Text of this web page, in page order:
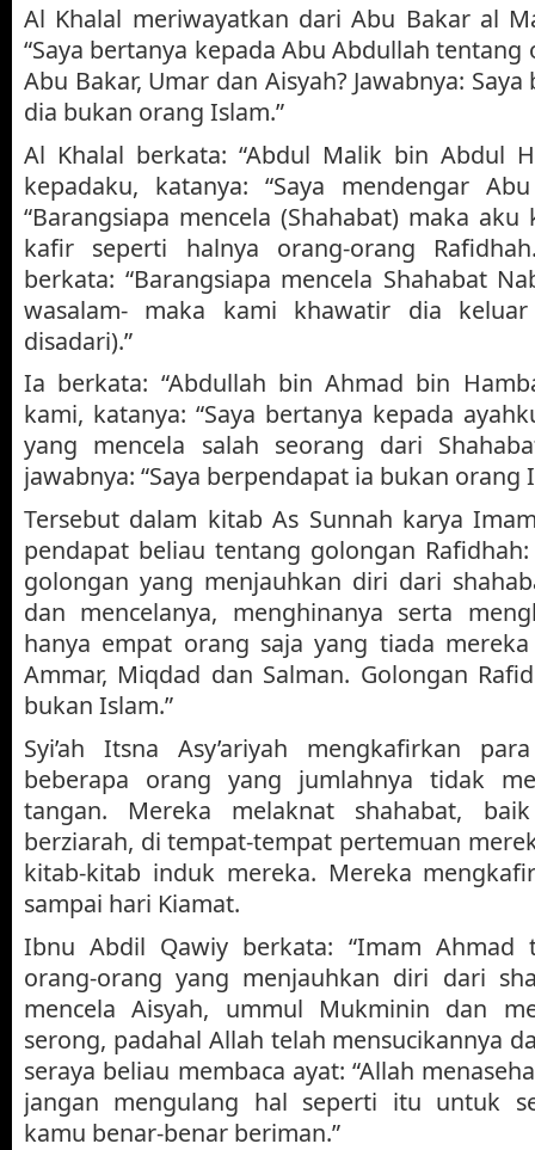
Al Khalal meriwayatkan dari Abu Bakar al
“Saya bertanya kepada Abu Abdullah tentang
Abu Bakar, Umar dan Aisyah? Jawabnya:
dia bukan orang Islam.”
Al Khalal berkata: “Abdul Malik bin Abdul
kepadaku, katanya: “Saya mendengar
“Barangsiapa mencela (Shahabat) maka
kafir seperti halnya orang-orang
berkata: “Barangsiapa mencela Shahabat
wasalam- maka kami khawatir dia
disadari).”
Ia berkata: “Abdullah bin Ahmad bin
kami, katanya: “Saya bertanya kepada
yang mencela salah seorang dari
jawabnya: “Saya berpendapat ia bukan orang
Tersebut dalam kitab As Sunnah karya
pendapat beliau tentang golongan
golongan yang menjauhkan diri dari
dan mencelanya, menghinanya serta
hanya empat orang saja yang tiada
Ammar, Miqdad dan Salman. Golongan
bukan Islam.”
Syi’ah Itsna Asy’ariyah mengkafirkan
beberapa orang yang jumlahnya tidak
tangan. Mereka melaknat shahabat,
berziarah, di tempat-tempat pertemuan
kitab-kitab induk mereka. Mereka
sampai hari Kiamat.
Ibnu Abdil Qawiy berkata: “Imam Ahmad
orang-orang yang menjauhkan diri dari
mencela Aisyah, ummul Mukminin dan
serong, padahal Allah telah mensucikannya
seraya beliau membaca ayat: “Allah
jangan mengulang hal seperti itu untuk
kamu benar-benar beriman.”